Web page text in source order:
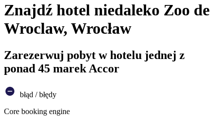
Znajdź hotel niedaleko Zoo de
Wroclaw, Wrocław
Zarezerwuj pobyt w hotelu jednej z
ponad 45 marek Accor
błąd / błędy
Core booking engine